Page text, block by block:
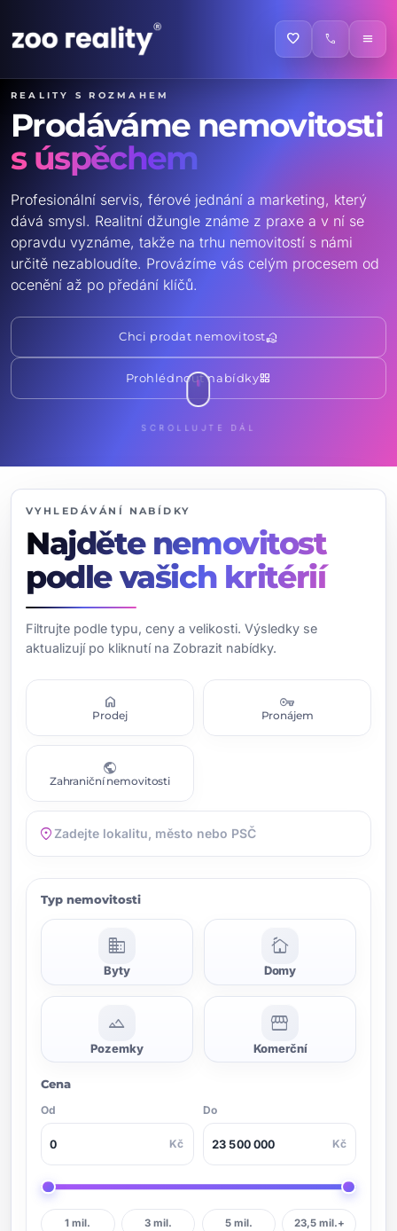
favorite call menu
Reality s rozmahem
Prodáváme nemovitosti
s úspěchem
Profesionální servis, férové jednání a marketing, který
dává smysl. Realitní džungle známe z praxe a v ní se
opravdu vyznáme, takže na trhu nemovitostí s námi
určitě nezabloudíte. Provázíme vás celým procesem od
ocenění až po předání klíčů.
Chci prodat nemovitostreal_estate_agent
Prohlédnout nabídkygrid_view
SCROLLUJTE DÁL
VYHLEDÁVÁNÍ NABÍDKY
Najděte nemovitost
podle vašich kritérií
Filtrujte podle typu, ceny a velikosti. Výsledky se
aktualizují po kliknutí na Zobrazit nabídky.
home
Prodej
vpn_key
Pronájem
public
Zahraniční nemovitosti
location_on
Typ nemovitosti
domain
Byty
cottage
Domy
landscape
Pozemky
storefront
Komerční
Cena
Od
Kč
Do
Kč
1 mil. 3 mil. 5 mil. 23,5 mil.+